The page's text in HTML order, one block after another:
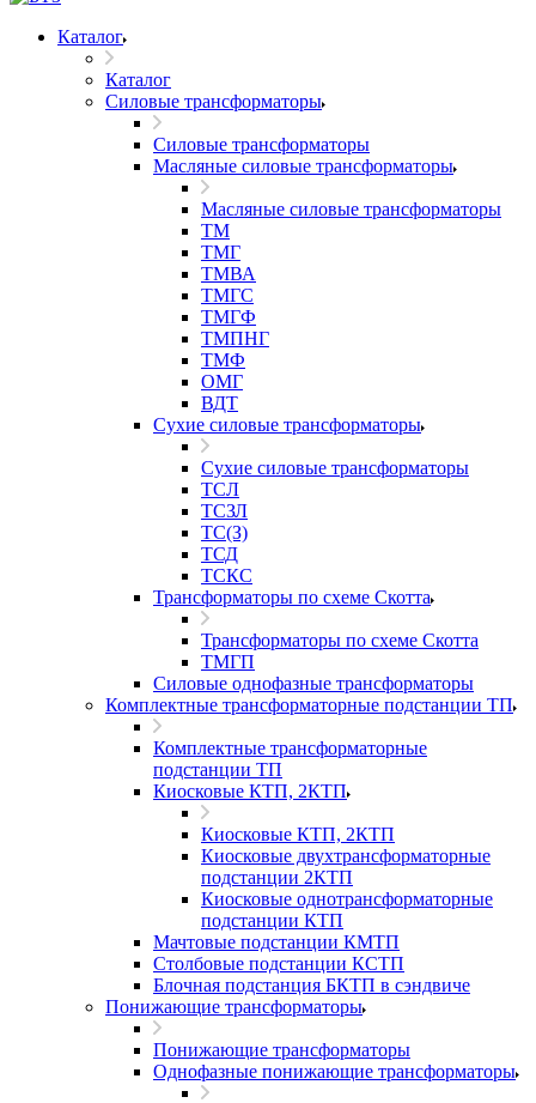
Каталог
Каталог
Силовые трансформаторы
Силовые трансформаторы
Масляные силовые трансформаторы
Масляные силовые трансформаторы
ТМ
ТМГ
ТМВА
ТМГС
ТМГФ
ТМПНГ
ТМФ
ОМГ
ВДТ
Сухие силовые трансформаторы
Сухие силовые трансформаторы
ТСЛ
ТСЗЛ
ТС(З)
ТСД
ТСКС
Трансформаторы по схеме Скотта
Трансформаторы по схеме Скотта
ТМГП
Силовые однофазные трансформаторы
Комплектные трансформаторные подстанции ТП
Комплектные трансформаторные
подстанции ТП
Киосковые КТП, 2КТП
Киосковые КТП, 2КТП
Киосковые двухтрансформаторные
подстанции 2КТП
Киосковые однотрансформаторные
подстанции КТП
Мачтовые подстанции КМТП
Столбовые подстанции КСТП
Блочная подстанция БКТП в сэндвиче
Понижающие трансформаторы
Понижающие трансформаторы
Однофазные понижающие трансформаторы